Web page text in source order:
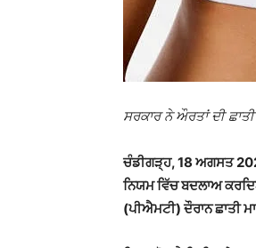
ਸਰਕਾਰ ਨੇ ਔਰਤਾਂ ਦੀ
ਚੰਡੀਗੜ੍ਹ, 18 ਅਗਸਤ
ਨਿਯਮ ਵਿੱਚ ਬਦਲਾਅ
(ਪੀਐਮਟੀ) ਦੌਰਾਨ ਛਾਤੀ